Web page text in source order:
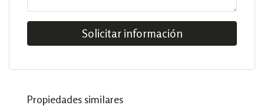
Solicitar información
Propiedades similares